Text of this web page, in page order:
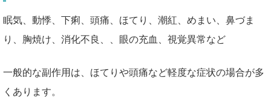
眠気、動悸、下痢、頭痛、ほてり、潮紅、めまい、鼻づま
り、胸焼け、消化不良、、眼の充血、視覚異常など
一般的な副作用は、ほてりや頭痛など軽度な症状の場合が多
くあります。